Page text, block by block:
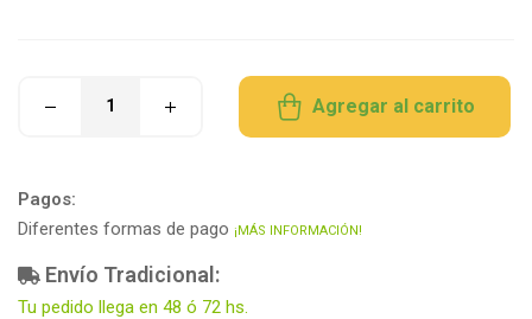
Agregar al carrito
Pagos:
Diferentes formas de pago ¡MÁS INFORMACIÓN!
Envío Tradicional:
Tu pedido llega en 48 ó 72 hs.